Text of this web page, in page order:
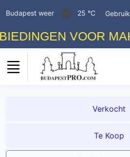
Budapest weer 25 °C
VOOR
Verkocht
Te Koop